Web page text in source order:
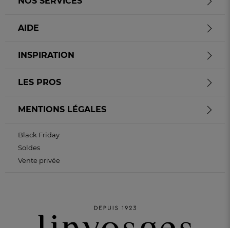
AIDE
INSPIRATION
LES PROS
MENTIONS LÉGALES
Black Friday
Soldes
Vente privée